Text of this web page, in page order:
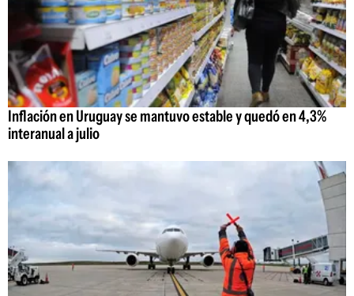
Inflación en Uruguay se mantuvo estable y quedó en 4,3%
interanual a julio